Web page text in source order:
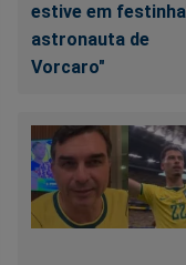
estive em
astronauta de
Vorcaro"